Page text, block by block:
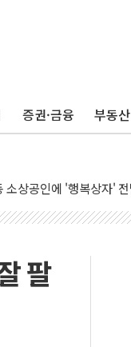
증권·금융 부동산
장기고객 400명 맞
소상공인에 '행복상자'
현수막 '태극기 거꾸로'
마트 판매, 역대 최대
의원, '정부 특사'로 콜롬
팔